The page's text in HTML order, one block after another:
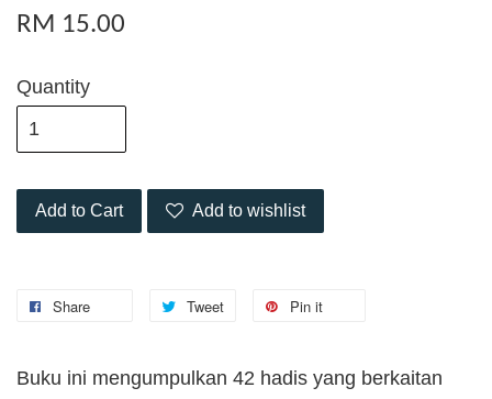
RM 15.00
Quantity
Add to Cart Add to wishlist
Share Tweet Pin it
Buku ini mengumpulkan 42 hadis yang berkaitan